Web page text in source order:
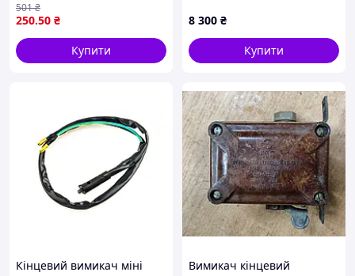
IP65
250.50 ₴
501₴
Купити
8 300 ₴
Купити
Кінцевий вимикач міні
Вимикач кінцевий